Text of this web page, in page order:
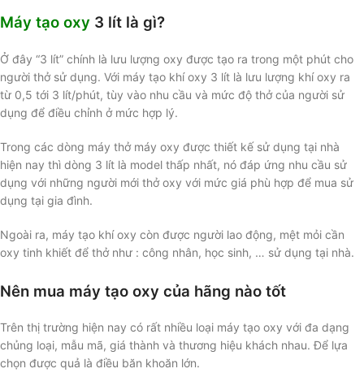
Máy tạo oxy 3 lít là gì?
Ở đây “3 lít” chính là lưu lượng oxy được tạo ra trong một phút cho
người thở sử dụng. Với máy tạo khí oxy 3 lít là lưu lượng khí oxy ra
từ 0,5 tới 3 lít/phút, tùy vào nhu cầu và mức độ thở của người sử
dụng để điều chỉnh ở mức hợp lý.
Trong các dòng máy thở máy oxy được thiết kế sử dụng tại nhà
hiện nay thì dòng 3 lít là model thấp nhất, nó đáp ứng nhu cầu sử
dụng với những người mới thở oxy với mức giá phù hợp để mua sử
dụng tại gia đình.
Ngoài ra, máy tạo khí oxy còn được người lao động, mệt mỏi cần
oxy tinh khiết để thở như : công nhân, học sinh, … sử dụng tại nhà.
Nên mua máy tạo oxy của hãng nào tốt
Trên thị trường hiện nay có rất nhiều loại máy tạo oxy với đa dạng
chủng loại, mẫu mã, giá thành và thương hiệu khách nhau. Để lựa
chọn được quả là điều băn khoăn lớn.